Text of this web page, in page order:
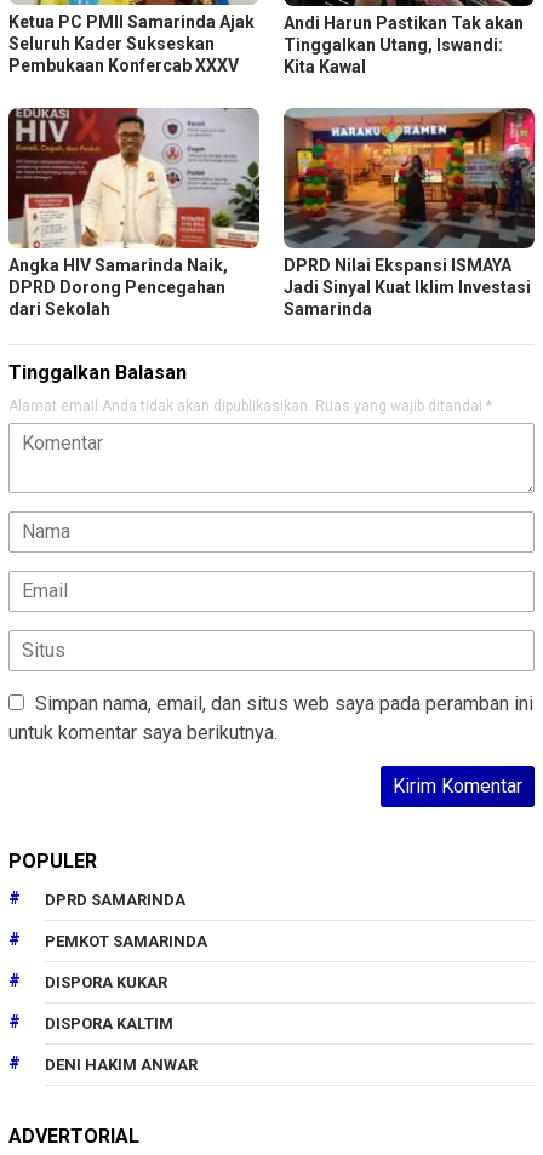
Ketua PC PMII Samarinda Ajak
Seluruh Kader Sukseskan
Pembukaan Konfercab XXXV
Andi Harun Pastikan Tak akan
Tinggalkan Utang, Iswandi:
Kita Kawal
Angka HIV Samarinda Naik,
DPRD Dorong Pencegahan
dari Sekolah
DPRD Nilai Ekspansi ISMAYA
Jadi Sinyal Kuat Iklim Investasi
Samarinda
Tinggalkan Balasan
Alamat email Anda tidak akan dipublikasikan. Ruas yang wajib ditandai *
Simpan nama, email, dan situs web saya pada peramban ini
untuk komentar saya berikutnya.
POPULER
DPRD SAMARINDA
PEMKOT SAMARINDA
DISPORA KUKAR
DISPORA KALTIM
DENI HAKIM ANWAR
ADVERTORIAL